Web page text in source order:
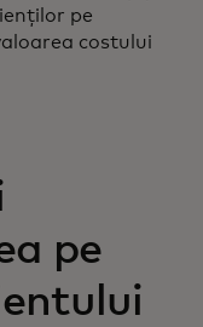
pe
costului
pe